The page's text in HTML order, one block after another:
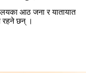
आठ जना र यातायात
रहने छन् ।